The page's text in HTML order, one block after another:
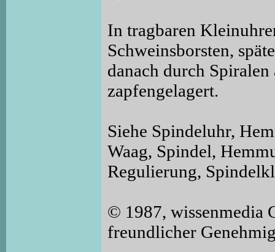
In tragbaren
Schweinsborsten,
danach durch
zapfengelagert.
Siehe Spindeluhr,
Waag, Spindel,
Regulierung,
© 1987, wissenmedia
freundlicher